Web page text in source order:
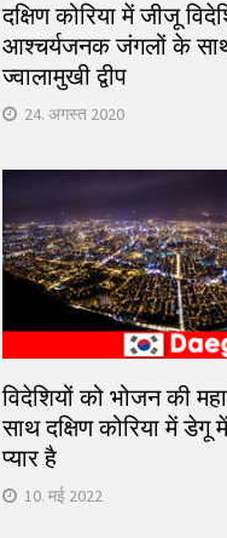
दक्षिण कोरिया में जीजू
आश्चर्यजनक जंगलों के
ज्वालामुखी द्वीप
24. अगस्त 2020
विदेशियों को भोजन की
साथ दक्षिण कोरिया में डेगू
प्यार है
10. मई 2022